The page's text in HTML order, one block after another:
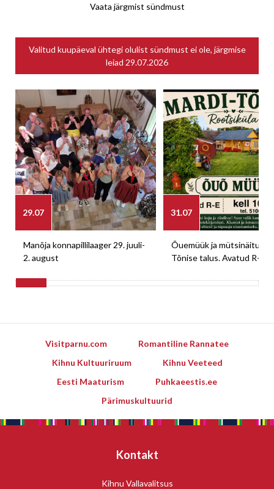
Vaata järgmist sündmust
Valitud kuupäeval ühtegi olulist sündmust ei ole, järgmise
leiad 29.07.2026
29.07
Manõja konnapillilaager 29. juuli-
2. august
31.07
Õuemüük ja mütsinäitus
Tõnise talus. Avatud R-E
Visitparnu.com
Romantiline Rannatee
Kihnu Kultuuriruum
Kihnu Veeteed
Eesti Maaturism
Puhkaeestis.ee
Pärimuskultuurid
Kontakt
Kihnu Vallavalitsus